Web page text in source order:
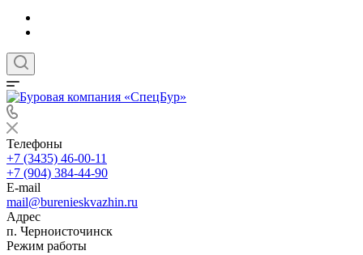
Телефоны
+7 (3435) 46-00-11
+7 (904) 384-44-90
E-mail
mail@burenieskvazhin.ru
Адрес
п. Черноисточинск
Режим работы